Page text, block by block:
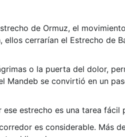
de Ormuz, el
cerrarían el Estrecho de
o la puerta del dolor,
Mandeb se convirtió en un
estrecho es una tarea fácil
es considerable. Más